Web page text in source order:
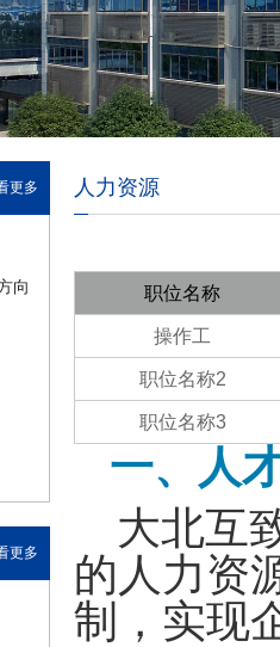
更多
向
更多
人力资源
职位名称
操作工
职位名称2
职位名称3
一、
人
大北互
的人力资
制，实现